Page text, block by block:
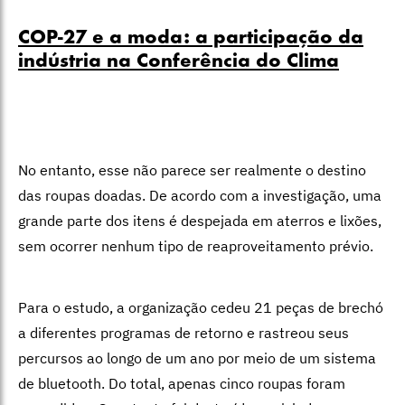
COP-27 e a moda: a participação da
indústria na Conferência do Clima
No entanto, esse não parece ser realmente o destino
das roupas doadas. De acordo com a investigação, uma
grande parte dos itens é despejada em aterros e lixões,
sem ocorrer nenhum tipo de reaproveitamento prévio.
Para o estudo, a organização cedeu 21 peças de brechó
a diferentes programas de retorno e rastreou seus
percursos ao longo de um ano por meio de um sistema
de bluetooth. Do total, apenas cinco roupas foram